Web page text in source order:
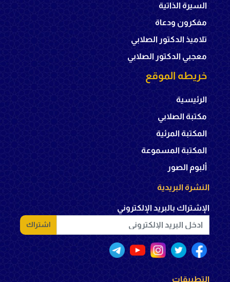
السيرة الذاتية
مفكرون ودعاة
تلاميذ الدكتور الصلابي
معجبي الدكتور الصلابي
خريطه الموقع
الرئيسية
مكتبة الصلابي
المكتبة المرئية
المكتبة المسموعة
ألبوم الصور
النشرة البريدية
الإشتراك بالبريد الإلكتروني
اشتراك
التطبيقات